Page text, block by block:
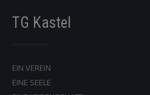
TG Kastel
EIN VEREIN
EINE SEELE